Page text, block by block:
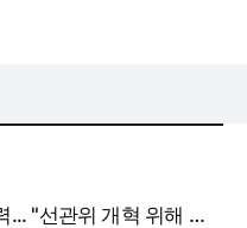
정부, '참정권 침해' 규명 총력... "선관위 개혁 위해 국정조사 등 모든 조치"